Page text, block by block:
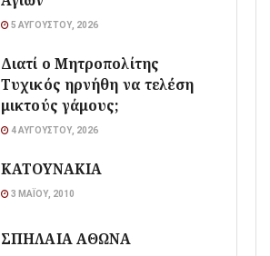
5 ΑΥΓΟΎΣΤΟΥ, 2026
Διατί ο Μητροπολίτης
Τυχικός ηρνήθη να τελέση
μικτούς γάμους;
4 ΑΥΓΟΎΣΤΟΥ, 2026
ΚΑΤΟΥΝΑΚΙΑ
3 ΜΑΪ́ΟΥ, 2010
ΣΠΗΛΑΙΑ ΑΘΩΝΑ